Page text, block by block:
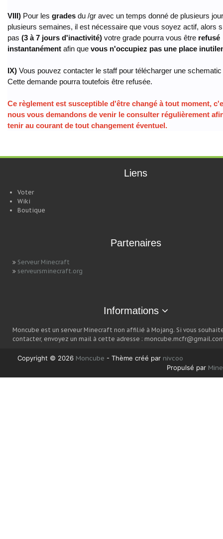
VIII) Pour les grades du /gr avec un temps donné de plusieurs
plusieurs semaines, il est nécessaire que vous soyez actif, alors
pas (3 à 7 jours d'inactivité) votre grade pourra vous être refusé
instantanément afin que vous n'occupiez pas une place
IX) Vous pouvez contacter le staff pour télécharger une
Cette demande pourra toutefois être refusée.
Ce règlement est susceptible d'être changé à tout moment,
nous vous demandons de venir le consulter régulièrement
tenir au courant de tout changement éventuel.
Liens
Voter
Wiki
Boutique
Partenaires
Serveur Minecraft
serveursminecraft.org
Informations
Moncube est un serveur Minecraft non affilié à Mojang. Si vous
contacter, envoyez un mail à cette adresse :
Copyright © 2026 Moncube - Thème créé par nivcoo
Propulsé par